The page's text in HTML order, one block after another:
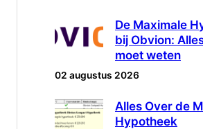
De Maximale
bij Obvion:
moet weten
02 augustus 2026
Alles Over de
Hypotheek